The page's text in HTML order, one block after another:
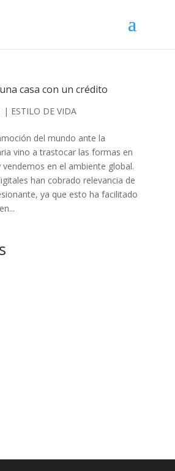
casa con un crédito
| ESTILO DE VIDA
del mundo ante la
vino a trastocar las formas en
en el ambiente global.
han cobrado relevancia de
ya que esto ha facilitado